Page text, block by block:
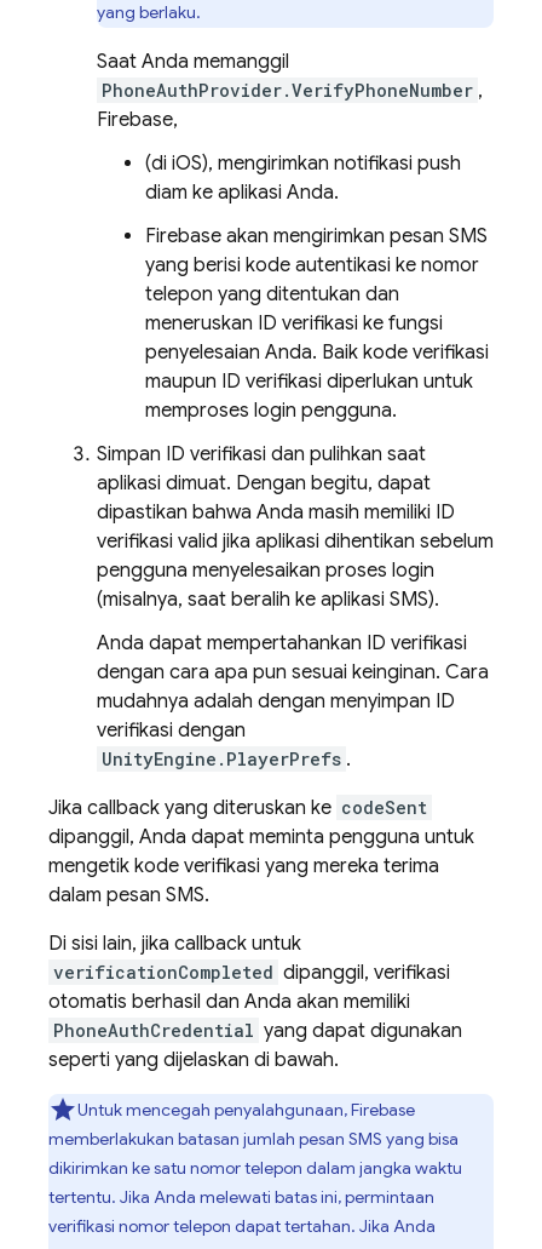
yang berlaku.
Saat Anda memanggil
PhoneAuthProvider.VerifyPhoneNumber ,
Firebase,
(di iOS), mengirimkan notifikasi push
diam ke aplikasi Anda.
Firebase akan mengirimkan pesan SMS
yang berisi kode autentikasi ke nomor
telepon yang ditentukan dan
meneruskan ID verifikasi ke fungsi
penyelesaian Anda. Baik kode verifikasi
maupun ID verifikasi diperlukan untuk
memproses login pengguna.
Simpan ID verifikasi dan pulihkan saat
aplikasi dimuat. Dengan begitu, dapat
dipastikan bahwa Anda masih memiliki ID
verifikasi valid jika aplikasi dihentikan sebelum
pengguna menyelesaikan proses login
(misalnya, saat beralih ke aplikasi SMS).
Anda dapat mempertahankan ID verifikasi
dengan cara apa pun sesuai keinginan. Cara
mudahnya adalah dengan menyimpan ID
verifikasi dengan
UnityEngine.PlayerPrefs .
Jika callback yang diteruskan ke codeSent
dipanggil, Anda dapat meminta pengguna untuk
mengetik kode verifikasi yang mereka terima
dalam pesan SMS.
Di sisi lain, jika callback untuk
verificationCompleted dipanggil, verifikasi
otomatis berhasil dan Anda akan memiliki
PhoneAuthCredential yang dapat digunakan
seperti yang dijelaskan di bawah.
Untuk mencegah penyalahgunaan, Firebase
memberlakukan batasan jumlah pesan SMS yang bisa
dikirimkan ke satu nomor telepon dalam jangka waktu
tertentu. Jika Anda melewati batas ini, permintaan
verifikasi nomor telepon dapat tertahan. Jika Anda